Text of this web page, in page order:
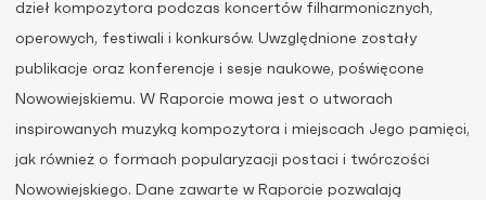
dzieł kompozytora podczas koncertów filharmonicznych,
operowych, festiwali i konkursów. Uwzględnione zostały
publikacje oraz konferencje i sesje naukowe, poświęcone
Nowowiejskiemu. W Raporcie mowa jest o utworach
inspirowanych muzyką kompozytora i miejscach Jego pamięci,
jak również o formach popularyzacji postaci i twórczości
Nowowiejskiego. Dane zawarte w Raporcie pozwalają